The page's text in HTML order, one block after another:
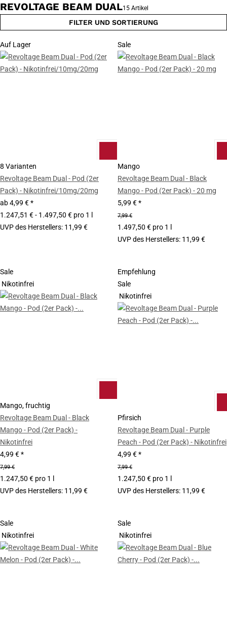
Auf Lager
8 Varianten
Revoltage Beam Dual - Pod (2er
Pack) - Nikotinfrei/10mg/20mg
ab4,99 €*
1.247,51 € - 1.497,50 € pro 1 l
UVP des Herstellers: 11,99 €
Sale
Mango
Revoltage Beam Dual - Black
Mango - Pod (2er Pack) - 20 mg
5,99 €*
7,99 €
1.497,50 € pro 1 l
UVP des Herstellers: 11,99 €
Sale
Nikotinfrei
Mango, fruchtig
Revoltage Beam Dual - Black
Mango - Pod (2er Pack) -
Nikotinfrei
4,99 €*
7,99 €
1.247,50 € pro 1 l
UVP des Herstellers: 11,99 €
Empfehlung
Sale
Nikotinfrei
Pfirsich
Revoltage Beam Dual - Purple
Peach - Pod (2er Pack) - Nikotinfrei
4,99 €*
7,99 €
1.247,50 € pro 1 l
UVP des Herstellers: 11,99 €
Sale
Nikotinfrei
Sale
Nikotinfrei
REVOLTAGE BEAM DUAL15 Artikel
FILTER UND SORTIERUNG